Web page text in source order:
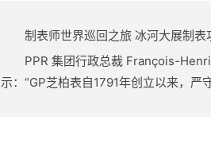
制表师世界巡回之旅 冰河大展制表
PPR 集团行政总裁 François-
示：“GP芝柏表自1791年创立以来，严